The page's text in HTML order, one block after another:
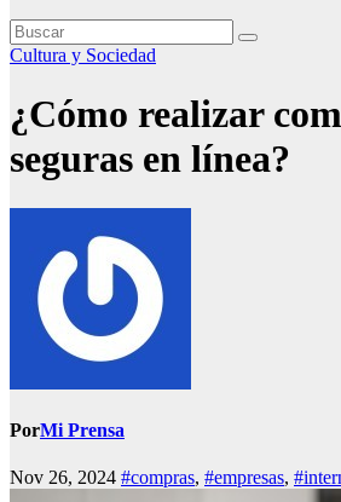
Cultura y Sociedad
¿Cómo realizar
seguras en línea?
PorMi Prensa
Nov 26, 2024 #compras, #empresas,